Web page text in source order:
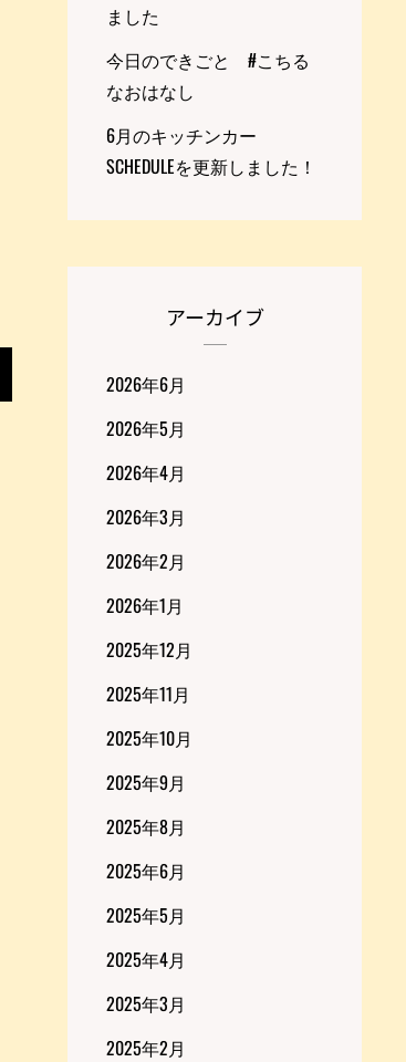
ました
今日のできごと #こちる
なおはなし
6月のキッチンカー
SCHEDULEを更新しました！
アーカイブ
2026年6月
2026年5月
2026年4月
2026年3月
2026年2月
2026年1月
2025年12月
2025年11月
2025年10月
2025年9月
2025年8月
2025年6月
2025年5月
2025年4月
2025年3月
2025年2月